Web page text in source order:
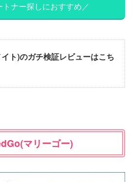
トナー探しにおすすめ／
ト)のガチ検証レビューはこち
マリーゴー)